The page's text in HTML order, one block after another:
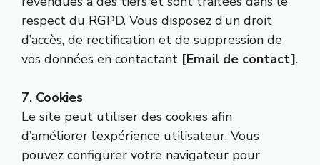
respect du RGPD. Vous disposez d’un droit
d’accès, de rectification et de suppression de
vos données en contactant [Email de contact].
7. Cookies
Le site peut utiliser des cookies afin
d’améliorer l’expérience utilisateur. Vous
pouvez configurer votre navigateur pour